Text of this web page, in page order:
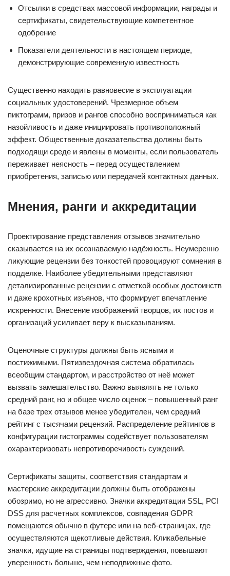
Отсылки в средствах массовой информации, награды и
сертификаты, свидетельствующие компетентное
одобрение
Показатели деятельности в настоящем периоде,
демонстрирующие современную известность
Существенно находить равновесие в эксплуатации
социальных удостоверений. Чрезмерное объем
пиктограмм, призов и рангов способно восприниматься как
назойливость и даже инициировать противоположный
эффект. Общественные доказательства должны быть
подходящи среде и явлены в моменты, если пользователь
переживает неясность – перед осуществлением
приобретения, записью или передачей контактных данных.
Мнения, ранги и аккредитации
Проектирование представления отзывов значительно
сказывается на их осознаваемую надёжность. Неумеренно
ликующие рецензии без тонкостей провоцируют сомнения в
подделке. Наиболее убедительными представляют
детализированные рецензии с отметкой особых достоинств
и даже крохотных изъянов, что формирует впечатление
искренности. Внесение изображений творцов, их постов и
организаций усиливает веру к высказываниям.
Оценочные структуры должны быть ясными и
постижимыми. Пятизвездочная система обратилась
всеобщим стандартом, и расстройство от неё может
вызвать замешательство. Важно выявлять не только
средний ранг, но и общее число оценок – повышенный ранг
на базе трех отзывов менее убедителен, чем средний
рейтинг с тысячами рецензий. Распределение рейтингов в
конфигурации гистограммы содействует пользователям
охарактеризовать непротиворечивость суждений.
Сертификаты защиты, соответствия стандартам и
мастерские аккредитации должны быть отображены
обозримо, но не агрессивно. Значки аккредитации SSL, PCI
DSS для расчетных комплексов, совпадения GDPR
помещаются обычно в футере или на веб-страницах, где
осуществляются щекотливые действия. Кликабельные
значки, идущие на страницы подтверждения, повышают
уверенность больше, чем неподвижные фото.